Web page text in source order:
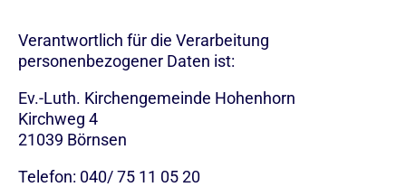
Verantwortlich für die Verarbeitung
personenbezogener Daten ist:
Ev.-Luth. Kirchengemeinde Hohenhorn
Kirchweg 4
21039 Börnsen
Telefon: 040/ 75 11 05 20